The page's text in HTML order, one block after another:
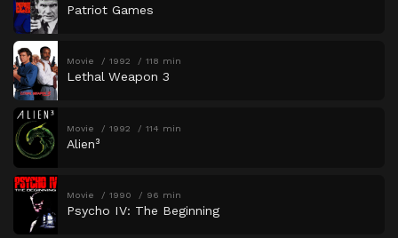
Patriot Games
Movie 1992 118 min
Lethal Weapon 3
Movie 1992 114 min
Alien³
Movie 1990 96 min
Psycho IV: The Beginning